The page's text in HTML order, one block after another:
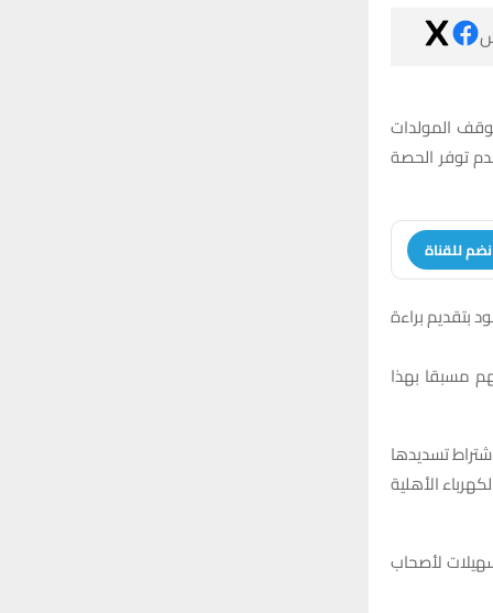
المولدات
توفر الحصة
للقناة
بتقديم براءة
مسبقا بهذا
كل مولدة، مع اشتراط تسديدها
الأهلية
لأصحاب